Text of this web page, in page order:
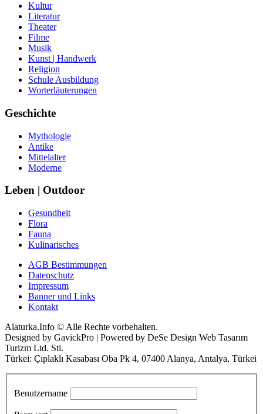
Kultur
Literatur
Theater
Filme
Musik
Kunst | Handwerk
Religion
Schule Ausbildung
Worterläuterungen
Geschichte
Mythologie
Antike
Mittelalter
Moderne
Leben | Outdoor
Gesundheit
Flora
Fauna
Kulinarisches
AGB Bestimmungen
Datenschutz
Impressum
Banner und Links
Kontakt
Alaturka.Info © Alle Rechte vorbehalten.
Designed by GavickPro | Powered by DeSe Design Web Tasarım
Turizm Ltd. Sti.
Türkei: Çıplaklı Kasabası Oba Pk 4, 07400 Alanya, Antalya, Türkei
Benutzername